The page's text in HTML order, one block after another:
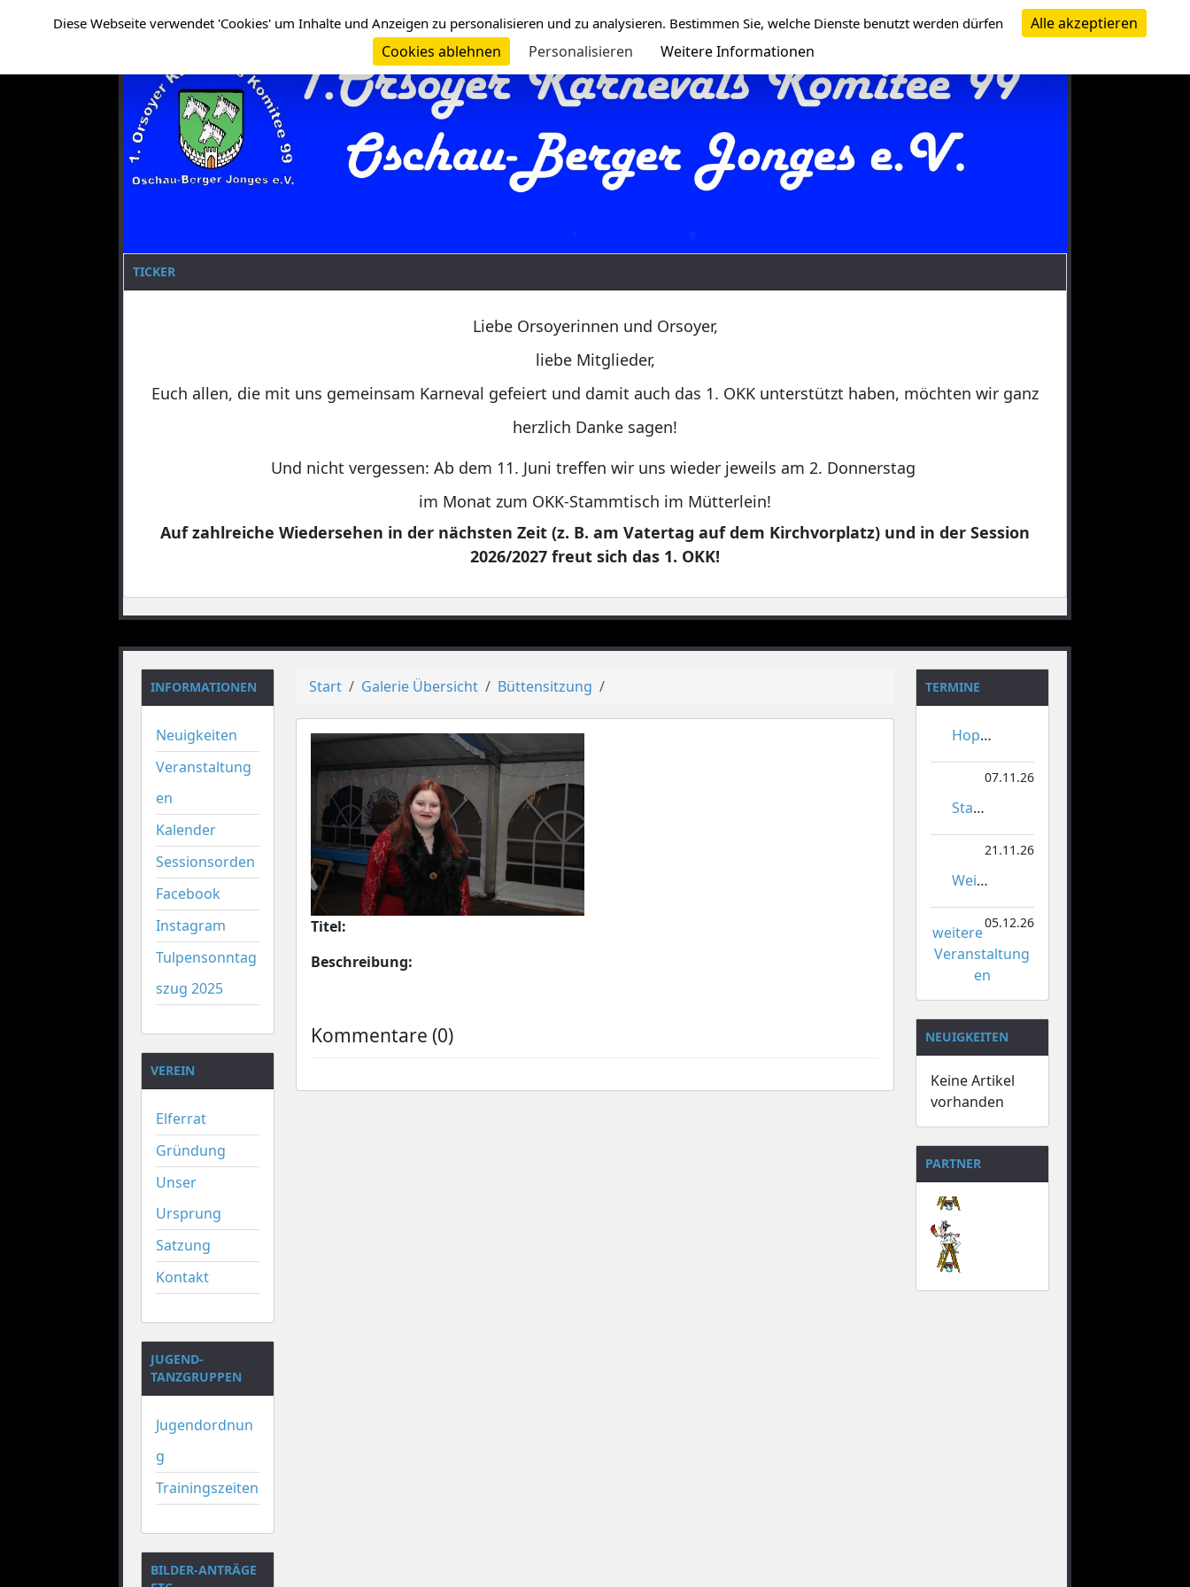
TICKER
Liebe Orsoyerinnen und Orsoyer,
liebe Mitglieder,
Euch allen, die mit uns gemeinsam Karneval gefeiert und damit auch das 1. OKK unterstützt haben, möchten wir ganz
herzlich Danke sagen!
Und nicht vergessen: Ab dem 11. Juni treffen wir uns wieder jeweils am 2. Donnerstag
im Monat zum OKK-Stammtisch im Mütterlein!
Auf zahlreiche Wiedersehen in der nächsten Zeit (z. B. am Vatertag auf dem Kirchvorplatz) und in der Session
2026/2027 freut sich das 1. OKK!
INFORMATIONEN
Neuigkeiten
Veranstaltung
en
Kalender
Sessionsorden
Facebook
Instagram
Tulpensonntag
szug 2025
VEREIN
Elferrat
Gründung
Unser
Ursprung
Satzung
Kontakt
JUGEND-
TANZGRUPPEN
Jugendordnun
g
Trainingszeiten
BILDER-ANTRÄGE
Start Galerie Übersicht Büttensitzung
Titel:
Beschreibung:
Kommentare (0)
TERMINE
Hoppeditzerwachen
07.11.26
Stadtmeisterschaften im Gardetanz
21.11.26
Weihnachtsmarkt Orsoy
05.12.26
weitere
Veranstaltung
en
NEUIGKEITEN
Keine Artikel
vorhanden
PARTNER
Diese Webseite verwendet 'Cookies' um Inhalte und Anzeigen zu personalisieren und zu analysieren. Bestimmen Sie, welche Dienste benutzt werden dürfen
Alle akzeptieren
Cookies ablehnen
Personalisieren Weitere Informationen